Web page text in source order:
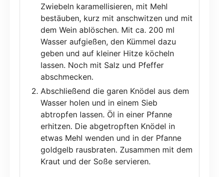
Zwiebeln karamellisieren, mit Mehl
bestäuben, kurz mit anschwitzen und mit
dem Wein ablöschen. Mit ca. 200 ml
Wasser aufgießen, den Kümmel dazu
geben und auf kleiner Hitze köcheln
lassen. Noch mit Salz und Pfeffer
abschmecken.
Abschließend die garen Knödel aus dem
Wasser holen und in einem Sieb
abtropfen lassen. Öl in einer Pfanne
erhitzen. Die abgetropften Knödel in
etwas Mehl wenden und in der Pfanne
goldgelb rausbraten. Zusammen mit dem
Kraut und der Soße servieren.